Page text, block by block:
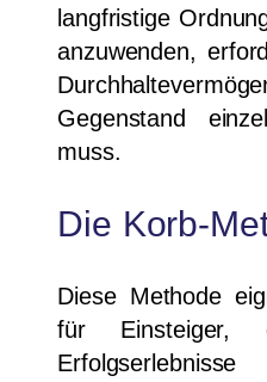
langfristige
anzuwenden,
Gegenstand
muss.
Die Korb-
Diese Methode
für Einsteiger,